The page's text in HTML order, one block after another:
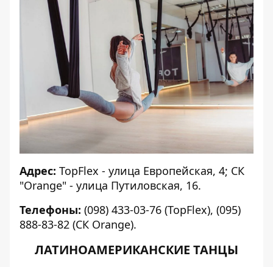
Адрес: TopFlex - улица Европейская, 4; СК
"Orange" - улица Путиловская, 16.
Телефоны: (098) 433-03-76 (TopFlex), (095)
888-83-82 (СК Orange).
ЛАТИНОАМЕРИКАНСКИЕ ТАНЦЫ